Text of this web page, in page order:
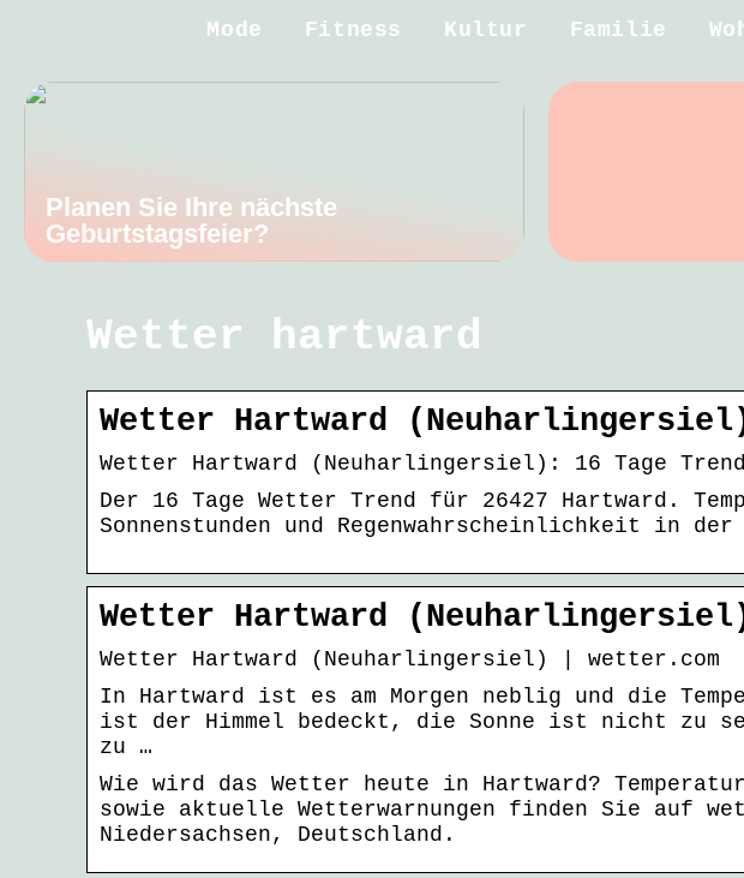
Mode Fitness Kultur Familie
Planen Sie Ihre nächste
Geburtstagsfeier?
Wetter hartward
Wetter Hartward
Wetter Hartward (Neuharlingersiel): 16 Tage
Der 16 Tage Wetter Trend für 26427 Hartward.
Sonnenstunden und Regenwahrscheinlichkeit in
Wetter Hartward
Wetter Hartward (Neuharlingersiel) | wetter.com
In Hartward ist es am Morgen neblig und die
ist der Himmel bedeckt, die Sonne ist nicht zu
zu …
Wie wird das Wetter heute in Hartward?
sowie aktuelle Wetterwarnungen finden Sie auf
Niedersachsen, Deutschland.